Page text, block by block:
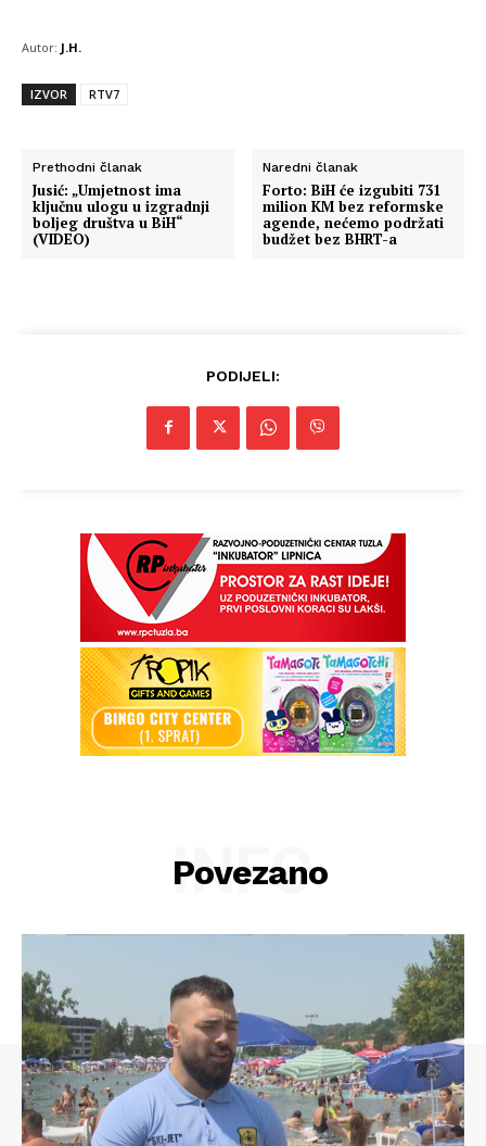
Autor: J.H.
IZVOR RTV7
Prethodni članak
Jusić: „Umjetnost ima
ključnu ulogu u izgradnji
boljeg društva u BiH“
(VIDEO)
Naredni članak
Forto: BiH će izgubiti 731
milion KM bez reformske
agende, nećemo podržati
budžet bez BHRT-a
PODIJELI:
Povezano
INFO